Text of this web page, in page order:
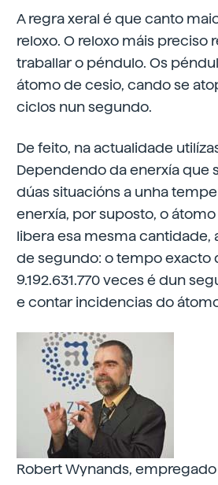
A regra xeral é que canto
reloxo. O reloxo máis preciso
traballar o péndulo. Os
átomo de cesio, cando se
ciclos nun segundo.
De feito, na actualidade
Dependendo da enerxía que
dúas situacións a unha
enerxía, por suposto, o
libera esa mesma cantidade,
de segundo: o tempo exacto
9.192.631.770 veces é dun
e contar incidencias do
Robert Wynands,